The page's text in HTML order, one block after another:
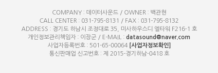
COMPANY : 데이터사운드 / OWNER : 백관현
CALL CENTER : 031-795-8131 / FAX : 031-795-8132
ADDRESS : 경기도 하남시 조정대로 35, 미사하우스디 엘타워 F216-1 호
개인정보관리책임자 : 이장군 / E-MAIL : datasound@naver.com
사업자등록번호 : 501-65-00064 [사업자정보확인]
통신판매업 신고번호 : 제 2015-경기하남-0418 호